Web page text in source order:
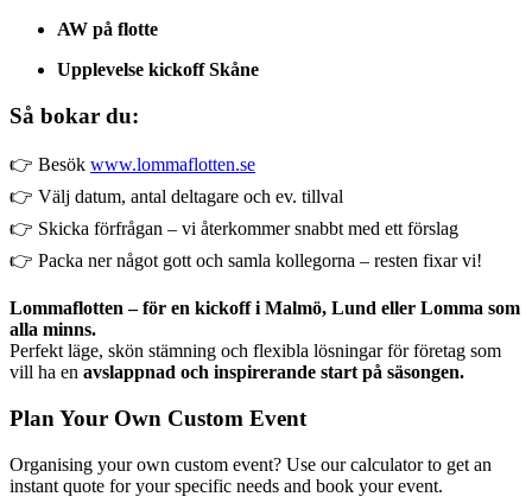
AW på flotte
Upplevelse kickoff Skåne
Så bokar du:
👉 Besök www.lommaflotten.se
👉 Välj datum, antal deltagare och ev. tillval
👉 Skicka förfrågan – vi återkommer snabbt med ett förslag
👉 Packa ner något gott och samla kollegorna – resten fixar vi!
Lommaflotten – för en kickoff i Malmö, Lund eller Lomma som
alla minns.
Perfekt läge, skön stämning och flexibla lösningar för företag som
vill ha en avslappnad och inspirerande start på säsongen.
Plan Your Own Custom Event
Organising your own custom event? Use our calculator to get an
instant quote for your specific needs and book your event.